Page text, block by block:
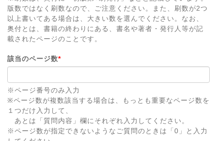
版数ではなく刷数なので、ご注意ください。また、刷数が2つ
以上書いてある場合は、大きい数を選んでください。なお、
奥付とは、書籍の終わりにある、書名や著者・発行人等が記
載されたページのことです。
該当のページ数*
※ページ番号のみ入力
※ページ数が複数該当する場合は、もっとも重要なページ数を
１つだけ入力して、
あとは「質問内容」欄にそれぞれ入力してください。
※ページ数が指定できないようなご質問のときは「0」と入力